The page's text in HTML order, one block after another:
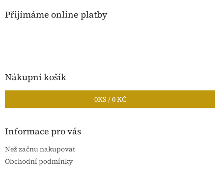
Přijímáme online platby
Nákupní košík
0KS /0 KČ
Informace pro vás
Než začnu nakupovat
Obchodní podmínky